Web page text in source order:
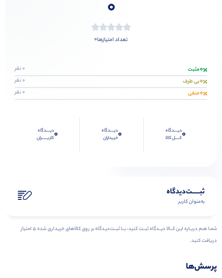
0
تعداد امتیازها0
0مثبت 0 نفر
0بی طرف 0 نفر
0منفی 0 نفر
0دیــــدگاه
کــــل کالا
0دیــــدگاه
خریداران
0دیــــدگاه
کاربـــــران
ثبـــــت‌دیدگاه
به‌عنوان کاربر
شمـا هـم دربـاره ایـن کــالا دیــدگاه ثبــت کنید، بــا ثبــت‌دیـدگاه بر روی کالاهای خریداری شده ۵ امتیاز
دریافت کنید.
پرسش‌ها